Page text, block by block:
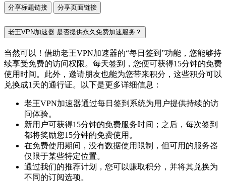
分享标题链接 分享页面链接
老王VPN加速器 是否提供永久免费加速服务？
当然可以！借助老王VPN加速器的“每日签到”功能，您能够持
续享受免费的访问权限。每天签到，您便可获得15分钟的免费
使用时间。此外，邀请朋友也能为您带来积分，这些积分可以
兑换成1天的通行证。以下是更多详细信息：
老王VPN加速器通过每日签到系统为用户提供持续的访
问体验。
新用户可获得15分钟的免费服务时间；之后，每次签到
都将奖励您15分钟的免费使用。
在免费使用期间，没有数据使用限制，但可用的服务器
仅限于某些特定位置。
通过我们的推荐计划，您可以赚取积分，并将其兑换为
不同的订阅选项。